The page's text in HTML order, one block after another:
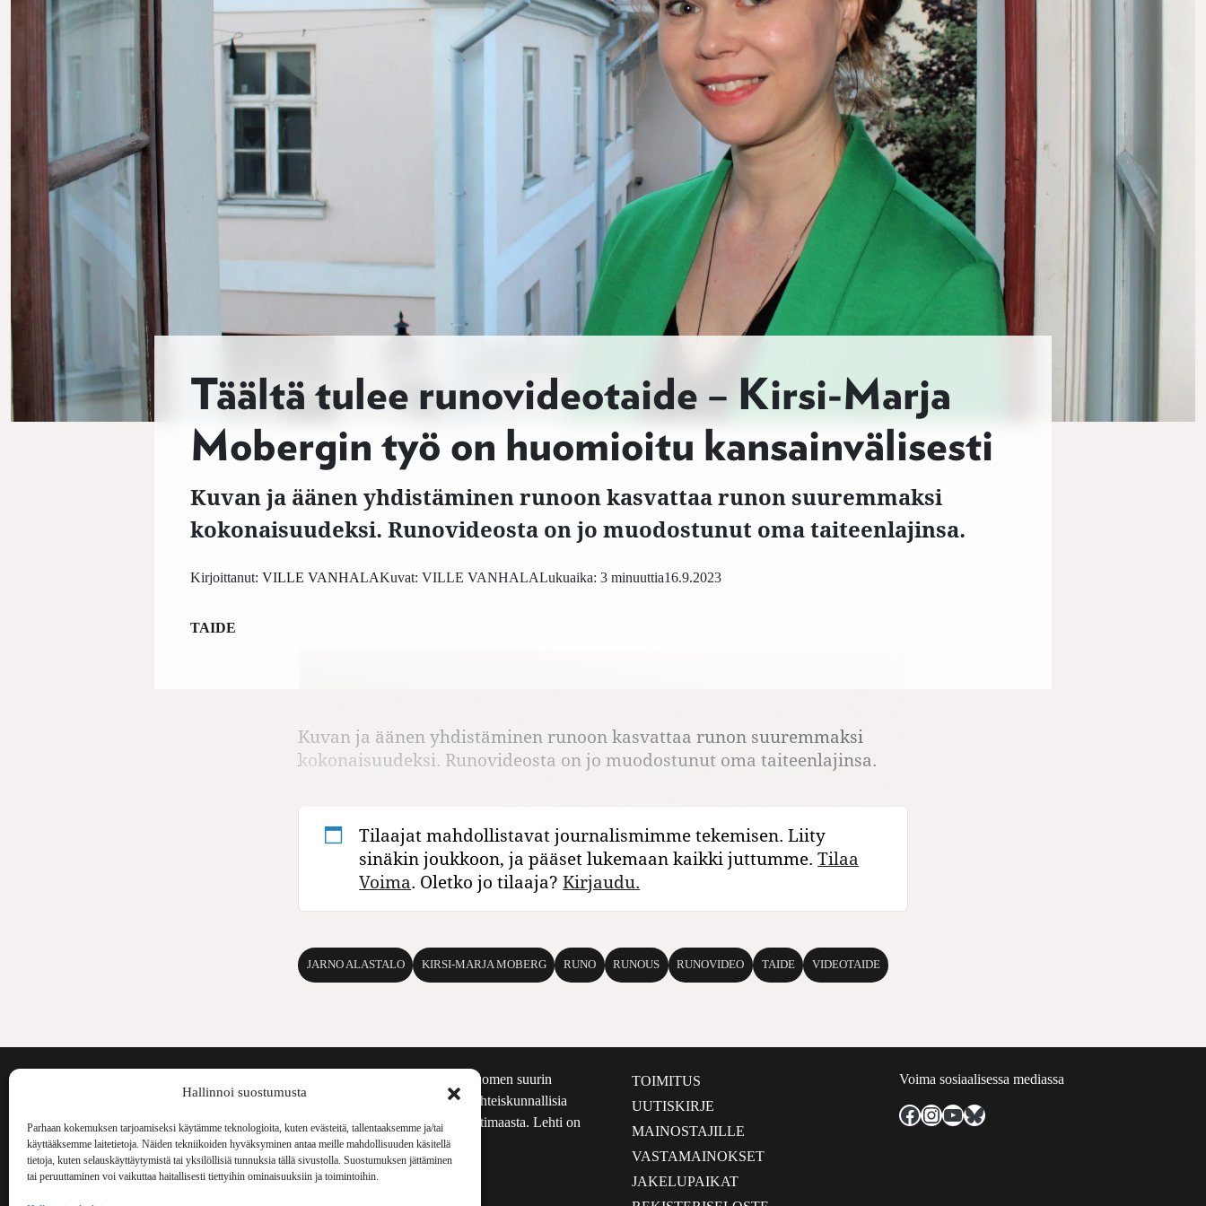
Hallinnoi suostumusta
Parhaan kokemuksen tarjoamiseksi käytämme teknologioita, kuten evästeitä, tallentaaksemme ja/tai
käyttääksemme laitetietoja. Näiden tekniikoiden hyväksyminen antaa meille mahdollisuuden käsitellä
tietoja, kuten selauskäyttäytymistä tai yksilöllisiä tunnuksia tällä sivustolla. Suostumuksen jättäminen
tai peruuttaminen voi vaikuttaa haitallisesti tiettyihin ominaisuuksiin ja toimintoihin.
Täältä tulee runovideotaide – Kirsi-Marja
Mobergin työ on huomioitu kansainvälisesti
Kuvan ja äänen yhdistäminen runoon kasvattaa runon suuremmaksi
kokonaisuudeksi. Runovideosta on jo muodostunut oma taiteenlajinsa.
16.9.2023
Kirjoittanut: VILLE VANHALAKuvat: VILLE VANHALALukuaika: 3 minuuttia
TAIDE
Kuvan ja äänen yhdistäminen runoon kasvattaa runon suuremmaksi
kokonaisuudeksi. Runovideosta on jo muodostunut oma taiteenlajinsa.
Tilaajat mahdollistavat journalismimme tekemisen. Liity
sinäkin joukkoon, ja pääset lukemaan kaikki juttumme.Tilaa
Voima. Oletko jo tilaaja?Kirjaudu.
JARNO ALASTALO KIRSI-MARJA MOBERG RUNO RUNOUS RUNOVIDEO TAIDE VIDEOTAIDE
Voima Kustannus
Vellamonkatu 30 B 3 krs.
00550 Helsinki
Voima on painosmäärältään Suomen suurin
kulttuurilehti. Se nostaa esiin yhteiskunnallisia
aiheita niin maailmalta kuin kotimaasta. Lehti on
ilmestynyt vuodesta 1999.
TOIMITUS
UUTISKIRJE
MAINOSTAJILLE
VASTAMAINOKSET
JAKELUPAIKAT
Voima sosiaalisessa mediassa
Facebook
Instagram
YouTube
Bluesky